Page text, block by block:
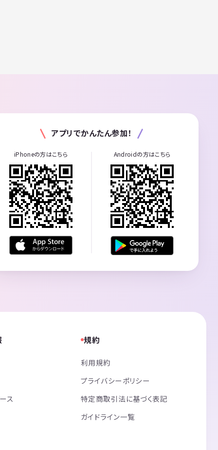
アプリでかんたん参加！
iPhoneの方はこちら Androidの方はこちら
ス
規約
利用規約
プライバシーポリシー
特定商取引法に基づく表記
ガイドライン一覧